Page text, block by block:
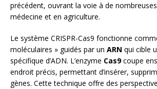
précédent, ouvrant la voie à de
médecine et en agriculture.
Le système CRISPR-Cas9 fonctionne
moléculaires » guidés par un ARN qui cible
spécifique d’ADN. L’enzyme Cas9coupe
endroit précis, permettant d’insérer,
gènes. Cette technique offre des